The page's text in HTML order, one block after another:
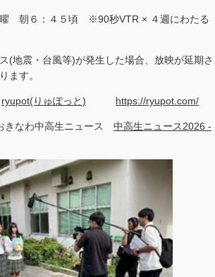
朝６：４５頃 ※90秒VTR × ４週にわたる
(地震・台風等)が発生した場合、放映が延期さ
ます。
ryupot(りゅぽっと) https://ryupot.com/
きなわ中高生ニュース 中高生ニュース2026 -